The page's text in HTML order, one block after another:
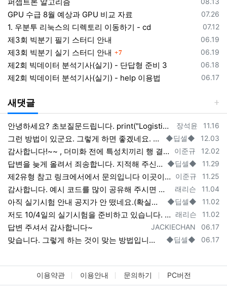
등록일
07.26
GPU 수급 8월 예상과 GPU 비교 자료
등록일
07.12
1. 우분투 리눅스의 디렉토리 이동하기 - cd
등록일
06.19
제3회 빅분기 필기 스터디 안내
등록일
06.19
제3회 빅분기 실기 스터디 안내 7
등록일
06.18
제2회 빅데이터 분석기사(실기) - 단답형 준비 3
등록일
06.17
제2회 빅데이터 분석기사(실기) - help 이용법
새댓글
등록자
장석윤 등록일
11.16
안녕하세요? 초보질문드립니다. print("Logistic Classifier", "'s ROC AUC is ", roc_auc_score(…
등록자
◆딥셀◆ 등록일
12.03
그런 방법이 있군요. 그렇게 하면 좋겠네요. 해보시면 아시겠지만 상관관계가 크지 않아서 결과에는 크게 영향을 미치지 않는 것 같습니다. 코릴…
등록자
이준규 등록일
12.02
감사합니다!~~ , 더미화 전에 특성치끼리 행 결합하여서 더미 후 다시 분리하면 소팅과정이 필요없긴하더라고요
등록자
◆딥셀◆ 등록일
11.29
답변을 늦게 올려서 죄송합니다. 지적해 주신 내용이 맞습니다. 제가 좀 빼먹었네요. 정확하게 할려면 소팅을 한 번 해주면 될 것 같은데(trai…
등록자
이준규 등록일
11.25
제2유형 참고 링크에서에서 문의입니다 이곳이 조금더 최신글이라 여기 답글에 적으니 양해부탁드립니다. 원핫인코딩 (더미화) 후 train …
등록자
래리슨 등록일
11.04
감사합니다. 예시 코드를 많이 공유해 주시면 도움이 많이 될 것 같습니다. 복된 나날이 되시길 기원합니다.
등록자
◆딥셀◆ 등록일
11.02
아직 실기시험 안내 공지가 안 떴네요.(확실한 것은 안내 공지를 보고 판단해야 할 것 같습니다.) 지난 시험 공지를 우선 참고 하시는 것도 좋…
등록자
래리슨 등록일
11.02
저도 10/4일의 실기시험을 준비하고 있습니다. 많은 도움이 기대합니다. 초보자라 어떻게 기여를 할지 막막하기는 합니다만, 최선을 다하여…
등록자
JACKIECHAN 등록일
06.17
답변 주셔서 감사합니다~
등록자
◆딥셀◆ 등록일
06.17
맞습니다. 그렇게 하는 것이 맞는 방법입니다. 그런데 그렇게 해도 결과적으로 성능향상이 별로 없는 것 같습니다. 그리고 짧은 시험 시간에 쉽게…
이용약관 이용안내 문의하기 PC버전